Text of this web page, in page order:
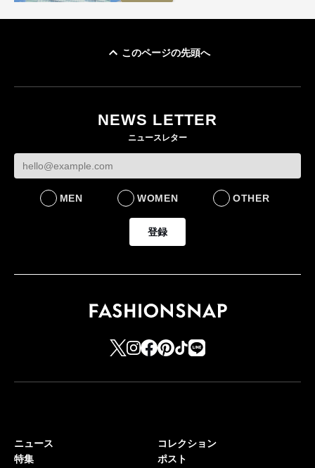
このページの先頭へ
NEWS LETTER
ニュースレター
MEN WOMEN OTHER
登録
ニュース
特集
コレクション
ポスト